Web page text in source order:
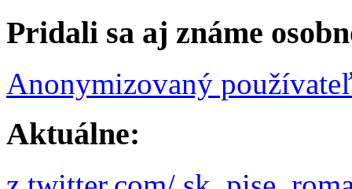
Pridali sa aj známe
Anonymizovaný
Aktuálne: